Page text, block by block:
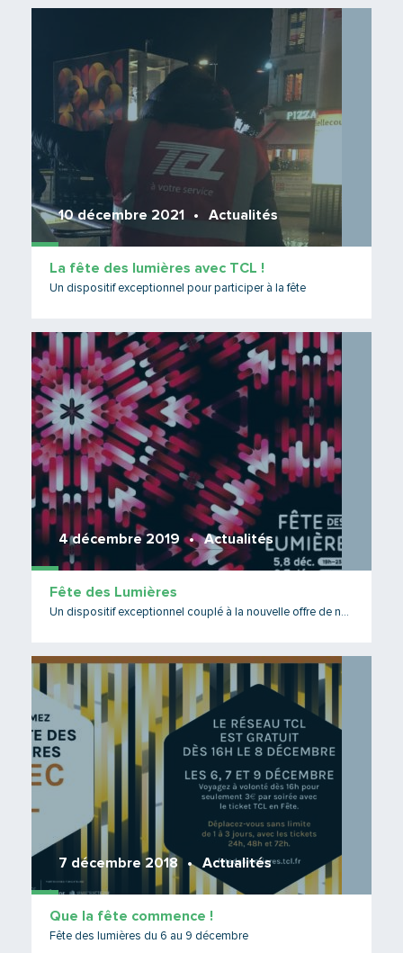
10 décembre 2021 Actualités
La fête des lumières avec TCL !
Un dispositif exceptionnel pour participer à la fête
4 décembre 2019 Actualités
Fête des Lumières
Un dispositif exceptionnel couplé à la nouvelle offre de nuit !
7 décembre 2018 Actualités
Que la fête commence !
Fête des lumières du 6 au 9 décembre